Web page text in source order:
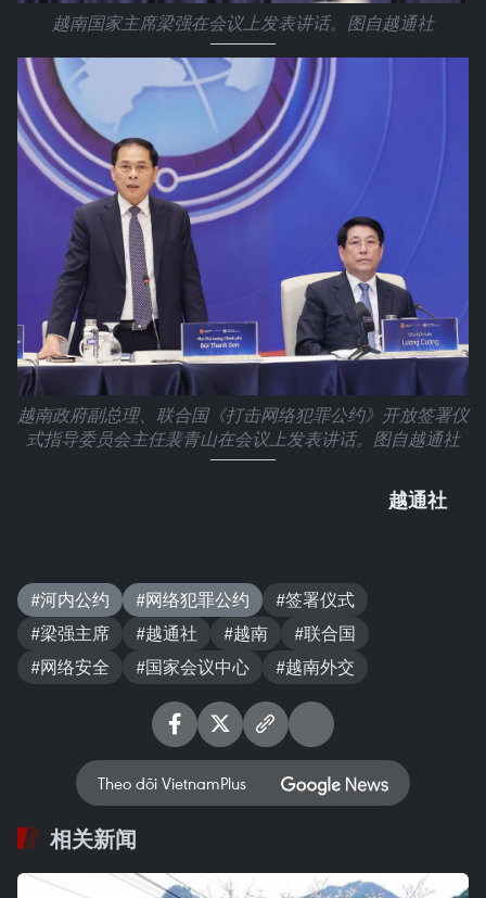
越南国家主席梁强在会议上发表讲话。图自越通社
越南政府副总理、联合国《打击网络犯罪公约》开放签署仪
式指导委员会主任裴青山在会议上发表讲话。图自越通社
越通社
#河内公约 #网络犯罪公约
#签署仪式
#梁强主席
#越通社 #越南
#联合国
#网络安全
#国家会议中心 #越南外交
Theo dõi VietnamPlus
相关新闻